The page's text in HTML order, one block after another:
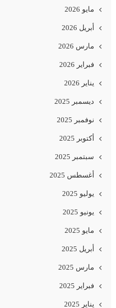
مايو 2026
أبريل 2026
مارس 2026
فبراير 2026
يناير 2026
ديسمبر 2025
نوفمبر 2025
أكتوبر 2025
سبتمبر 2025
أغسطس 2025
يوليو 2025
يونيو 2025
مايو 2025
أبريل 2025
مارس 2025
فبراير 2025
يناير 2025